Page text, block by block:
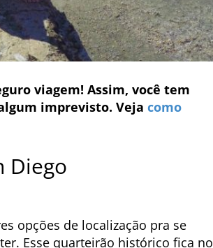
viagem! Assim, você tem
imprevisto. Veja como
Diego
opções de localização pra se
Esse quarteirão histórico fica no